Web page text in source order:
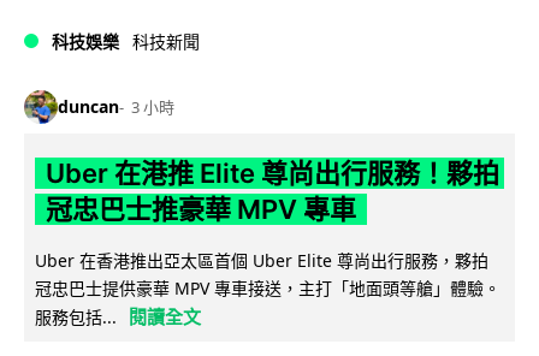
科技娛樂 科技新聞
duncan 3 小時
Uber 在港推 Elite 尊尚出行服務！夥拍
冠忠巴士推豪華 MPV 專車
Uber 在香港推出亞太區首個 Uber Elite 尊尚出行服務，夥拍
冠忠巴士提供豪華 MPV 專車接送，主打「地面頭等艙」體驗。
服務包括...
閱讀全文